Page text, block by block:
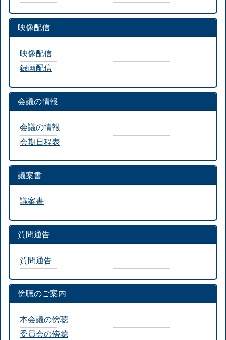
映像配信
映像配信
録画配信
会議の情報
会議の情報
会期日程表
議案書
議案書
質問通告
質問通告
傍聴のご案内
本会議の傍聴
委員会の傍聴